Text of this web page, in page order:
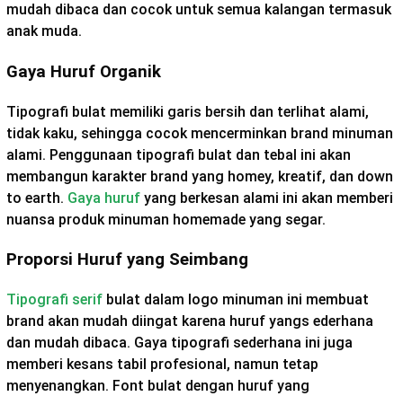
mudah dibaca dan cocok untuk semua kalangan termasuk
anak muda.
Gaya Huruf Organik
Tipografi bulat memiliki garis bersih dan terlihat alami,
tidak kaku, sehingga cocok mencerminkan brand minuman
alami. Penggunaan tipografi bulat dan tebal ini akan
membangun karakter brand yang homey, kreatif, dan down
to earth. Gaya huruf yang berkesan alami ini akan memberi
nuansa produk minuman homemade yang segar.
Proporsi Huruf yang Seimbang
Tipografi serif bulat dalam logo minuman ini membuat
brand akan mudah diingat karena huruf yangs ederhana
dan mudah dibaca. Gaya tipografi sederhana ini juga
memberi kesans tabil profesional, namun tetap
menyenangkan. Font bulat dengan huruf yang